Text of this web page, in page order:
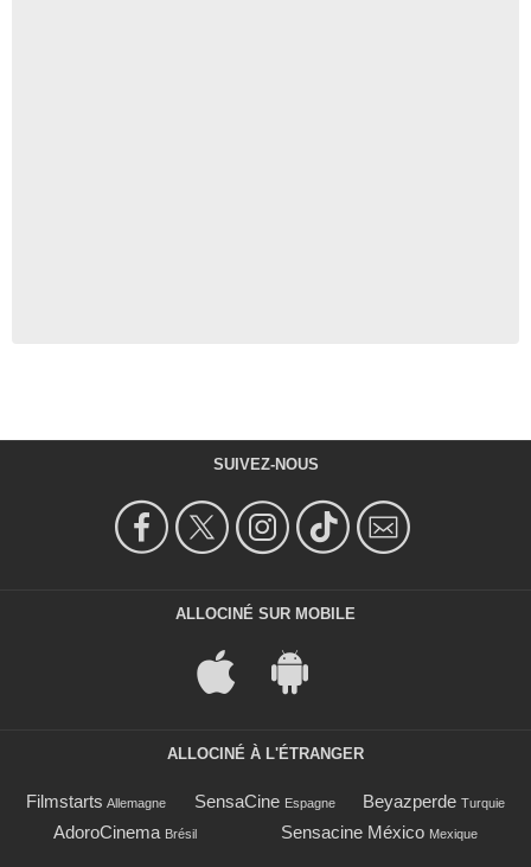
SUIVEZ-NOUS
ALLOCINÉ SUR MOBILE
ALLOCINÉ À L'ÉTRANGER
Filmstarts Allemagne SensaCine Espagne Beyazperde Turquie
AdoroCinema Brésil Sensacine México Mexique